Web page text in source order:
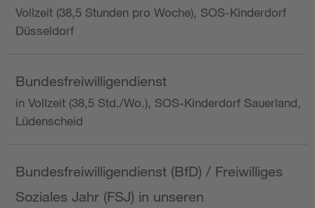
Vollzeit (38,5 Stunden pro Woche), SOS-Kinderdorf
Düsseldorf
Bundesfreiwilligendienst
in Vollzeit (38,5 Std./Wo.), SOS-Kinderdorf Sauerland,
Lüdenscheid
Bundesfreiwilligendienst (BfD) / Freiwilliges
Soziales Jahr (FSJ) in unseren